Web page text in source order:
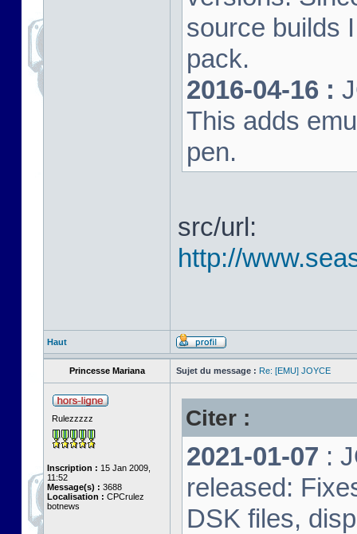
source builds
pack.
2016-04-16 :
This adds
pen.
src/url:
http://
Haut
Princesse Mariana Sujet du message : Re: [EMU] JOYCE
Rulezzzzz
Inscription : 15 Jan 2009,
11:52
Message(s) : 3688
Localisation : CPCrulez
botnews
Citer :
2021-01-07 :
released:
DSK files,